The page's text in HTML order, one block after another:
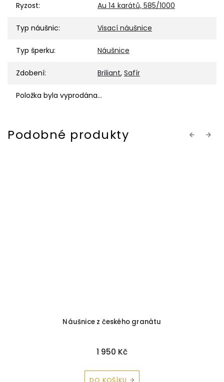
Ryzost: Au 14 karátů, 585/1000
Typ náušnic: Visací náušnice
Typ šperku: Náušnice
Zdobení: Briliant, Safír
Položka byla vyprodána…
Previous
Náušnice z českého granátu
1 950 Kč
DO KOŠÍKU
Next